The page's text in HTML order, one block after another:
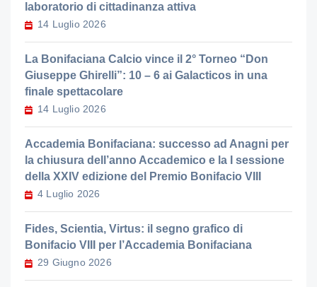
laboratorio di cittadinanza attiva
14 Luglio 2026
La Bonifaciana Calcio vince il 2° Torneo “Don
Giuseppe Ghirelli”: 10 – 6 ai Galacticos in una
finale spettacolare
14 Luglio 2026
Accademia Bonifaciana: successo ad Anagni per
la chiusura dell’anno Accademico e la I sessione
della XXIV edizione del Premio Bonifacio VIII
4 Luglio 2026
Fides, Scientia, Virtus: il segno grafico di
Bonifacio VIII per l’Accademia Bonifaciana
29 Giugno 2026